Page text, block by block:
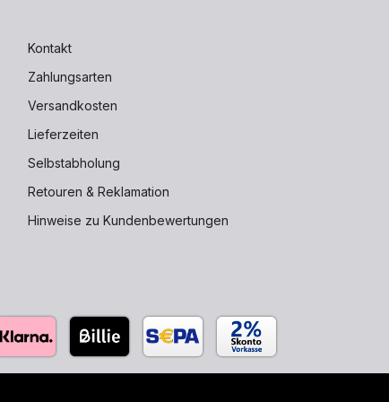
Kontakt
Zahlungsarten
Versandkosten
Lieferzeiten
Selbstabholung
Retouren & Reklamation
Hinweise zu Kundenbewertungen